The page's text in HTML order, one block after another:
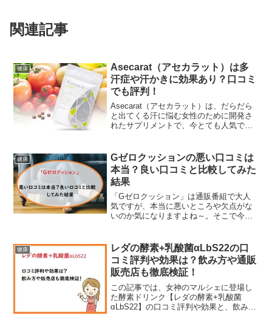
関連記事
健康
Asecarat（アセカラット）は多
汗症や汗かきに効果あり？口コミ
でも評判！
Asecarat（アセカラット）は、だらだら
と出てくる汗に悩む女性のために開発さ
れたサプリメントで、今とても人気です
のもありますよね。そこで今回は、
Asecarat（アセカラット）は多汗症や汗
かきに効果あり？口コミでも評判！につ
いてご紹介します。
健康
Gゼロクッションの悪い口コミは
本当？良い口コミと比較してみた
結果
「Gゼロクッション」は通販番組で大人
気ですが、本当に悪いところや欠点がな
いのか気になりますよね～。そこで今回
ら詳しくご紹介していきます。あなたが
求めてる使い方ができるのかどうか気に
なるという人も、ぜひ参考にしてくださ
い。
健康
レダの酵素+乳酸菌αLbS22の口
コミ評判や効果は？飲み方や通販
販売店も徹底検証！
この記事では、女神のマルシェに登場し
た酵素ドリンク【レダの酵素+乳酸菌
αLbS22】の口コミ評判や効果と、飲み方